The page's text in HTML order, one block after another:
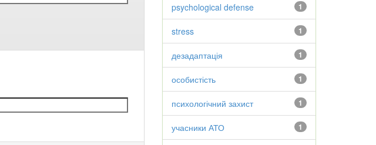
1
psychological defense
1
stress
1
дезадаптація
1
особистість
1
психологічний захист
1
учасники АТО